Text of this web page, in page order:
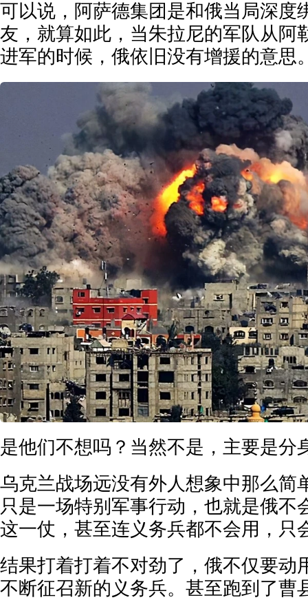
可以说，阿萨德集团是和俄当局深度
友，就算如此，当朱拉尼的军队从阿
进军的时候，俄依旧没有增援的意思
是他们不想吗？当然不是，主要是分
乌克兰战场远没有外人想象中那么简
只是一场特别军事行动，也就是俄不
这一仗，甚至连义务兵都不会用，只
结果打着打着不对劲了，俄不仅要动
不断征召新的义务兵。甚至跑到了曹